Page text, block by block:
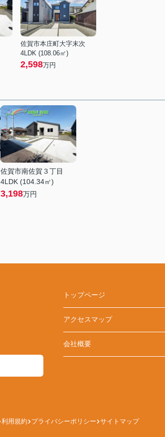
佐賀市本庄町大字末次
4LDK (108.06㎡)
2,598万円
佐賀市南佐賀３丁目
4LDK (104.34㎡)
3,198万円
トップページ
アクセスマップ
会社概要
利用規約 プライバシーポリシー サイトマップ